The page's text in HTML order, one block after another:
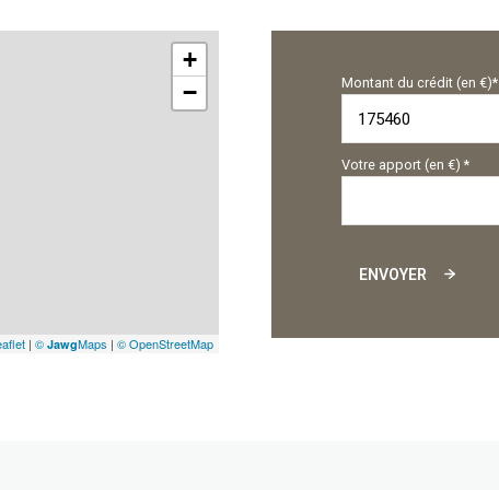
+
−
| © JawgMaps | © OpenStreetMap
Montant du crédit (en €)*
Votre apport (en €) *
ENVOYER